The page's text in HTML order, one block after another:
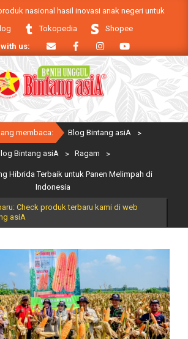
hasil inovasi anak negeri untuk
Tokopedia
Shopee
us:
membaca: Blog Bintang asiA >
Bintang asiA > Ragam >
Hibrida Terbaik untuk Panen Melimpah di
Indonesia
Check produk terbaru kami di web
asiA